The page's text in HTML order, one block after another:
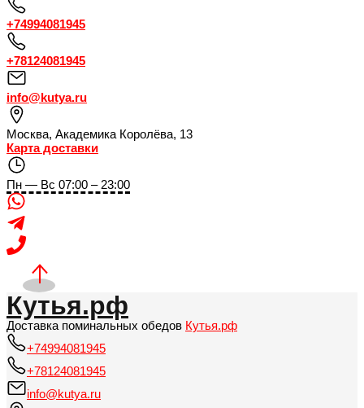
+74994081945
+78124081945
info@kutya.ru
Москва, Академика Королёва, 13
Карта доставки
Пн — Вс 07:00 – 23:00
Кутья.рф
Доставка поминальных обедов Кутья.рф
+74994081945
+78124081945
info@kutya.ru